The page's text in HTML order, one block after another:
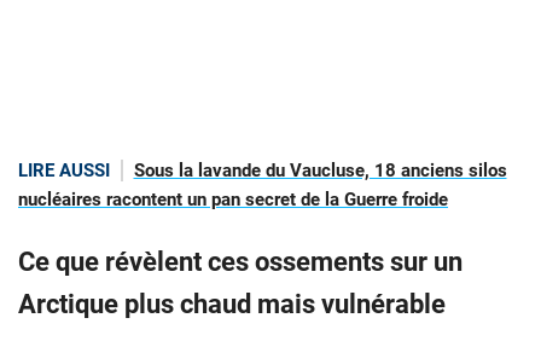
LIRE AUSSI
Sous la lavande du Vaucluse, 18 anciens silos
nucléaires racontent un pan secret de la Guerre froide
Ce que révèlent ces ossements sur un
Arctique plus chaud mais vulnérable